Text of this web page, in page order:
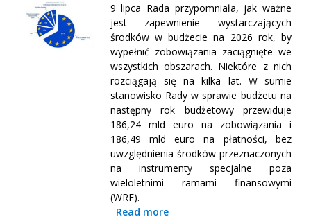
9 lipca Rada przypomniała, jak ważne
jest zapewnienie wystarczających
środków w budżecie na 2026 rok, by
wypełnić zobowiązania zaciągnięte we
wszystkich obszarach. Niektóre z nich
rozciągają się na kilka lat. W sumie
stanowisko Rady w sprawie budżetu na
następny rok budżetowy przewiduje
186,24 mld euro na zobowiązania i
186,49 mld euro na płatności, bez
uwzględnienia środków przeznaczonych
na instrumenty specjalne poza
wieloletnimi ramami finansowymi
(WRF).
Read more